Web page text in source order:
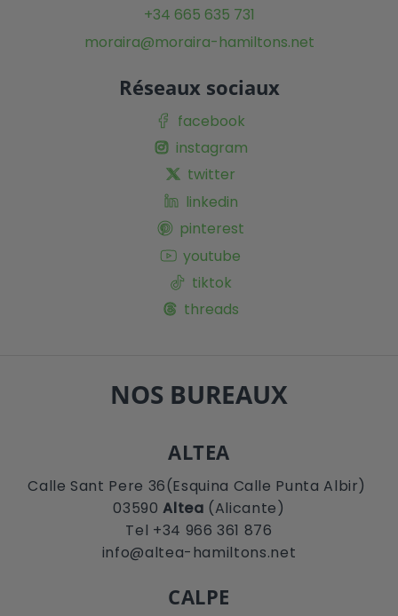
+34 665 635 731
moraira@moraira-hamiltons.net
Réseaux sociaux
facebook
instagram
twitter
linkedin
pinterest
youtube
tiktok
threads
NOS BUREAUX
ALTEA
Calle Sant Pere 36(Esquina Calle Punta Albir)
03590Altea (Alicante)
Tel +34 966 361 876
info@altea-hamiltons.net
CALPE